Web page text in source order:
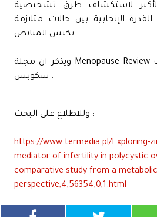
لاستكشاف طرق تشخيصية
الإنجابية بين حالات متلازمة
تكيس المبايض.
ويذكر ان مجلة Menopause Review مصنفة ضمن تصنيفات
سكوبس .
وللاطلاع على البحث :
https://www.termedia.pl/Exploring-
mediator-of-infertility-in-polycystic-
comparative-study-from-a-
perspective,4,56354,0,1.html